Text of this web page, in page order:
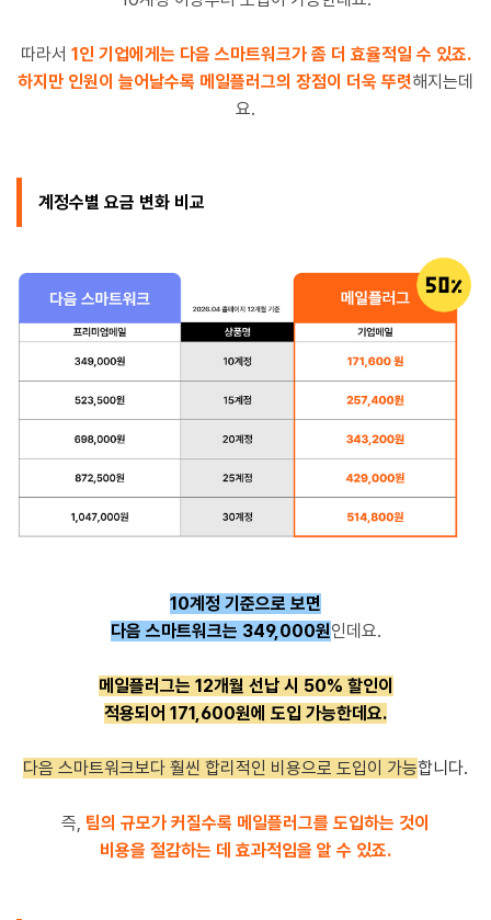
따라서 1인 기업에게는 다음 스마트워크가 좀 더 효율적일 수 있죠.
하지만 인원이 늘어날수록 메일플러그의 장점이 더욱 뚜렷해지는데
요.
계정수별 요금 변화 비교
10계정 기준으로 보면
다음 스마트워크는 349,000원인데요.
메일플러그는 12개월 선납 시 50% 할인이
적용되어 171,600원에 도입 가능한데요.
다음 스마트워크보다 훨씬 합리적인 비용으로 도입이 가능합니다.
즉, 팀의 규모가 커질수록 메일플러그를 도입하는 것이
비용을 절감하는 데 효과적임을 알 수 있죠.